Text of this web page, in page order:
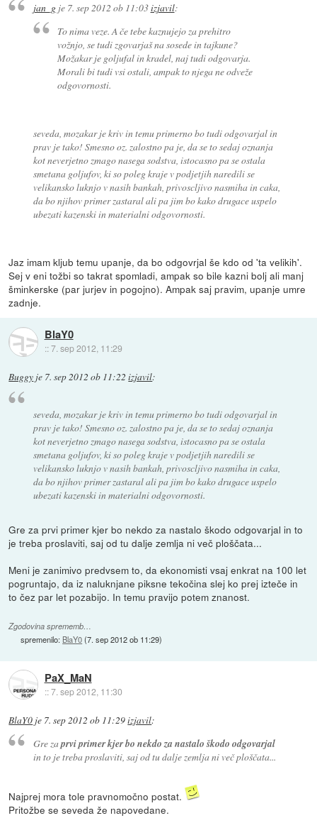
jan_gje 7. sep 2012 ob 11:03izjavil:
To nima veze. A če tebe kaznujejo za prehitro
vožnjo, se tudi zgovarjaš na sosede in tajkune?
Možakar je goljufal in kradel, naj tudi odgovarja.
Morali bi tudi vsi ostali, ampak to njega ne odveže
odgovornosti.
seveda, mozakar je kriv in temu primerno bo tudi odgovarjal in
prav je tako! Smesno oz. zalostno pa je, da se to sedaj oznanja
kot neverjetno zmago nasega sodstva, istocasno pa se ostala
smetana goljufov, ki so poleg kraje v podjetjih naredili se
velikansko luknjo v nasih bankah, privoscljivo nasmiha in caka,
da bo njihov primer zastaral ali pa jim bo kako drugace uspelo
ubezati kazenski in materialni odgovornosti.
Jaz imam kljub temu upanje, da bo odgovrjal še kdo od 'ta velikih'.
Sej v eni tožbi so takrat spomladi, ampak so bile kazni bolj ali manj
šminkerske (par jurjev in pogojno). Ampak saj pravim, upanje umre
zadnje.
BlaY0
::7. sep 2012, 11:29
Buggy je 7. sep 2012 ob 11:22 izjavil:
seveda, mozakar je kriv in temu primerno bo tudi odgovarjal in
prav je tako! Smesno oz. zalostno pa je, da se to sedaj oznanja
kot neverjetno zmago nasega sodstva, istocasno pa se ostala
smetana goljufov, ki so poleg kraje v podjetjih naredili se
velikansko luknjo v nasih bankah, privoscljivo nasmiha in caka,
da bo njihov primer zastaral ali pa jim bo kako drugace uspelo
ubezati kazenski in materialni odgovornosti.
Gre za prvi primer kjer bo nekdo za nastalo škodo odgovarjal in to
je treba proslaviti, saj od tu dalje zemlja ni več ploščata...
Meni je zanimivo predvsem to, da ekonomisti vsaj enkrat na 100 let
pogruntajo, da iz naluknjane piksne tekočina slej ko prej izteče in
to čez par let pozabijo. In temu pravijo potem znanost.
Zgodovina sprememb…
spremenilo: BlaY0(7. sep 2012 ob 11:29)
PaX_MaN
::7. sep 2012, 11:30
BlaY0 je 7. sep 2012 ob 11:29izjavil:
Gre zaprvi primer kjer bo nekdo za nastalo škodo odgovarjal
in to je treba proslaviti, saj od tu dalje zemlja ni več ploščata...
Najprej mora tole pravnomočno postat.
Pritožbe se seveda že napovedane.